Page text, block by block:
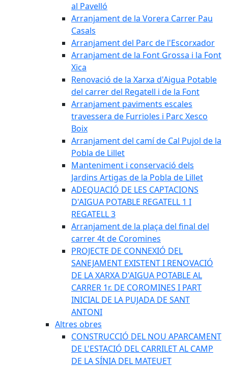
al Pavelló
Arranjament de la Vorera Carrer Pau
Casals
Arranjament del Parc de l'Escorxador
Arranjament de la Font Grossa i la Font
Xica
Renovació de la Xarxa d'Aigua Potable
del carrer del Regatell i de la Font
Arranjament paviments escales
travessera de Furrioles i Parc Xesco
Boix
Arranjament del camí de Cal Pujol de la
Pobla de Lillet
Manteniment i conservació dels
Jardins Artigas de la Pobla de Lillet
ADEQUACIÓ DE LES CAPTACIONS
D'AIGUA POTABLE REGATELL 1 I
REGATELL 3
Arranjament de la plaça del final del
carrer 4t de Coromines
PROJECTE DE CONNEXIÓ DEL
SANEJAMENT EXISTENT I RENOVACIÓ
DE LA XARXA D'AIGUA POTABLE AL
CARRER 1r. DE COROMINES I PART
INICIAL DE LA PUJADA DE SANT
ANTONI
Altres obres
CONSTRUCCIÓ DEL NOU APARCAMENT
DE L'ESTACIÓ DEL CARRILET AL CAMP
DE LA SÍNIA DEL MATEUET